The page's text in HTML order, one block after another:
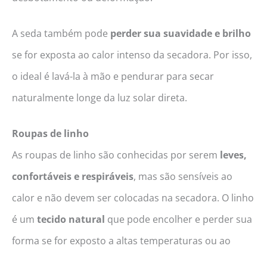
A seda também pode perder sua suavidade e brilho
se for exposta ao calor intenso da secadora. Por isso,
o ideal é lavá-la à mão e pendurar para secar
naturalmente longe da luz solar direta.
Roupas de linho
As roupas de linho são conhecidas por serem leves,
confortáveis e respiráveis, mas são sensíveis ao
calor e não devem ser colocadas na secadora. O linho
é um tecido natural que pode encolher e perder sua
forma se for exposto a altas temperaturas ou ao